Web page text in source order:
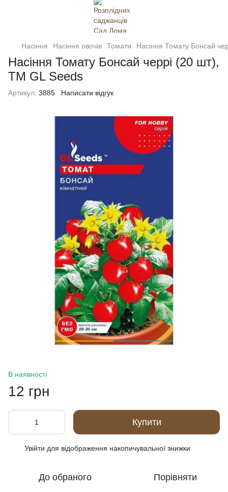
Насіння Насіння овочів Томати Насіння Томату Бонсай
Насіння Томату Бонсай черрі (20 шт),
TM GL Seeds
Артикул: 3885 Написати відгук
В наявності
12 грн
Купити
Увійти для відображення накопичувальної знижки
До обраного Порівняти